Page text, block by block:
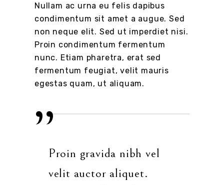
Nullam ac urna eu felis dapibus
condimentum sit amet a augue. Sed
non neque elit. Sed ut imperdiet nisi.
Proin condimentum fermentum
nunc. Etiam pharetra, erat sed
fermentum feugiat, velit mauris
egestas quam, ut aliquam.
Proin gravida nibh vel
velit auctor aliquet.